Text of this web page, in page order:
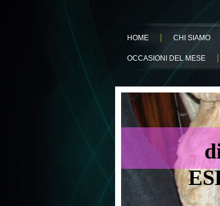
HOME CHI SIAMO
OCCASIONI DEL MESE
di